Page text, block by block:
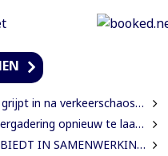
verkeerschaos door afsluiting Domineestraat
te laat begonnen, leden eisen aanpak laatkomers
MET HAAR INTERNATIONALE PARTNERS 200 GRATIS STUDIEBEURZEN AAN TECHNISCH TALENT